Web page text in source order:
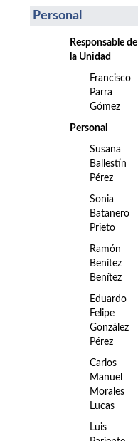
Personal
Responsable de
la Unidad
Francisco
Parra
Gómez
Personal
Susana
Ballestín
Pérez
Sonia
Batanero
Prieto
Ramón
Benítez
Benítez
Eduardo
Felipe
González
Pérez
Carlos
Manuel
Morales
Lucas
Luis